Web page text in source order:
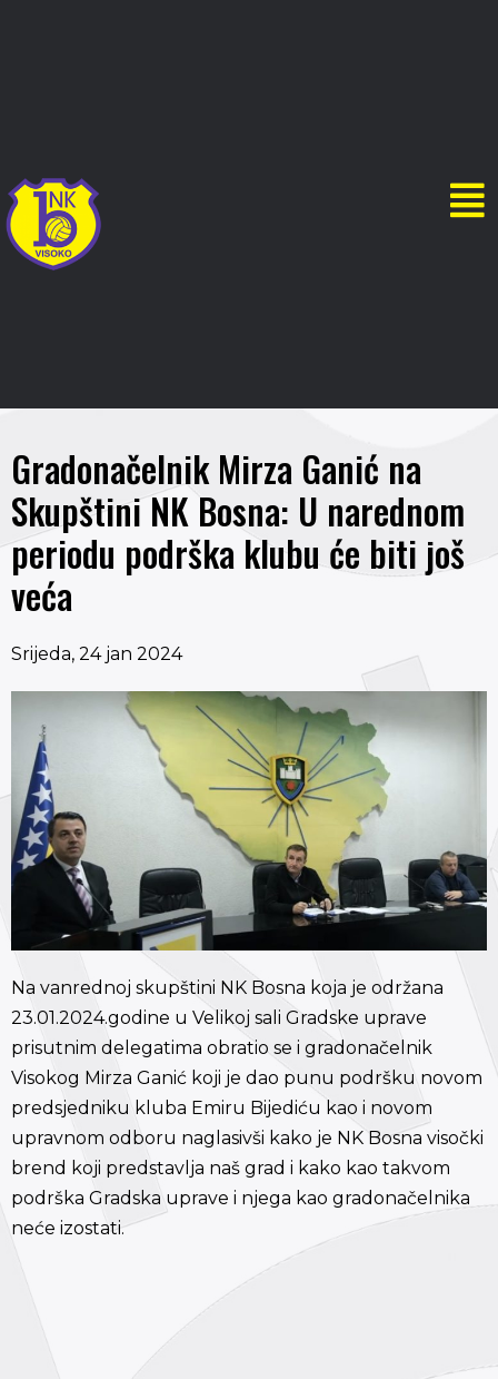
Gradonačelnik Mirza Ganić na
Skupštini NK Bosna: U narednom
periodu podrška klubu će biti još
veća
Srijeda, 24 jan 2024
Na vanrednoj skupštini NK Bosna koja je održana
23.01.2024.godine u Velikoj sali Gradske uprave
prisutnim delegatima obratio se i gradonačelnik
Visokog Mirza Ganić koji je dao punu podršku novom
predsjedniku kluba Emiru Bijediću kao i novom
upravnom odboru naglasivši kako je NK Bosna visočki
brend koji predstavlja naš grad i kako kao takvom
podrška Gradska uprave i njega kao gradonačelnika
neće izostati.